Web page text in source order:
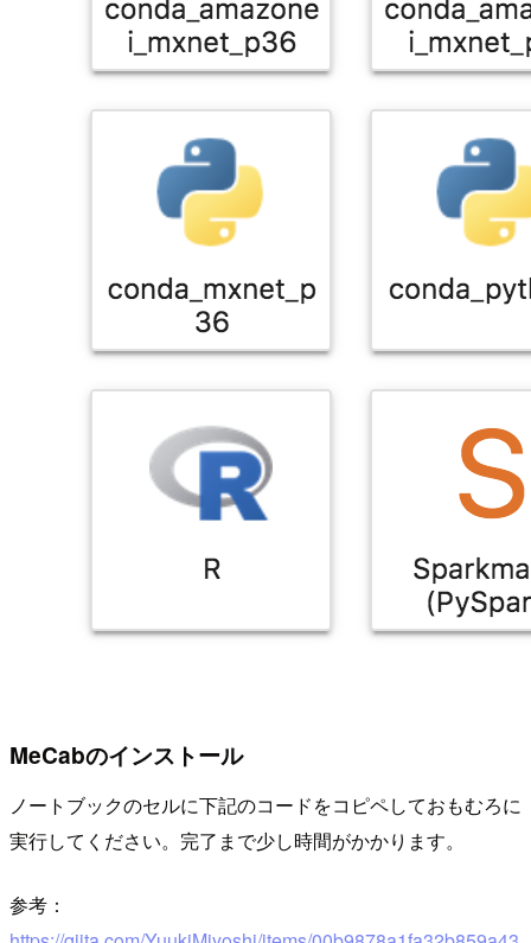
MeCabのインストール
ノートブックのセルに下記のコードをコピペしておもむろに
実行してください。完了まで少し時間がかかります。
参考：